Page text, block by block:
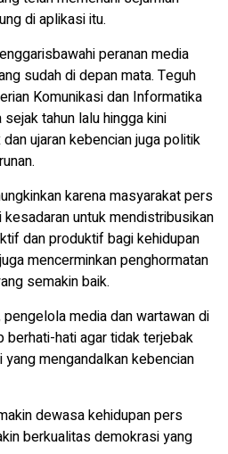
di aplikasi itu.
peranan media
sudah di depan mata. Teguh
Komunikasi dan Informatika
tahun lalu hingga kini
ujaran kebencian juga politik
karena masyarakat pers
untuk mendistribusikan
dan produktif bagi kehidupan
mencerminkan penghormatan
semakin baik.
pengelola media dan wartawan di
hati agar tidak terjebak
mengandalkan kebencian
dewasa kehidupan pers
berkualitas demokrasi yang